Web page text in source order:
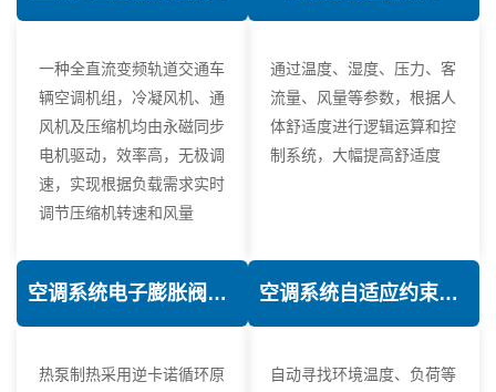
一种全直流变频轨道交通车
辆空调机组，冷凝风机、通
风机及压缩机均由永磁同步
电机驱动，效率高，无极调
速，实现根据负载需求实时
调节压缩机转速和风量
通过温度、湿度、压力、客
流量、风量等参数，根据人
体舒适度进行逻辑运算和控
制系统，大幅提高舒适度
空调系统电子膨胀阀热力学优化技术
热泵制热采用逆卡诺循环原
空调系统自适应约束控制技术
自动寻找环境温度、负荷等